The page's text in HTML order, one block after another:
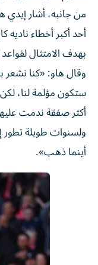
من جانبه، أشار إيدي
أحد أكبر أخطاء ناديه
بهدف الامتثال
وقال هاو: «كنا نشعر
ستكون مؤلمة لنا،
أكثر صفقة ندمت
ولسنوات طويلة
أينما ذهب».